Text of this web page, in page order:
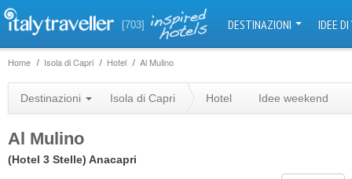
[703] DESTINAZIONI IDEE
Home Isola di Capri Hotel Al Mulino
Destinazioni Isola di Capri Hotel Idee weekend
Al Mulino
(Hotel 3 Stelle) Anacapri